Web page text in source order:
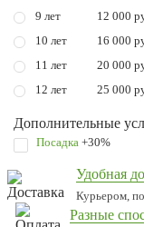
9 лет
12 000
10 лет
16 000
11 лет
20 000
12 лет
25 000
Дополнительные
Посадка +30%
Удобная
Курьером,
Разные